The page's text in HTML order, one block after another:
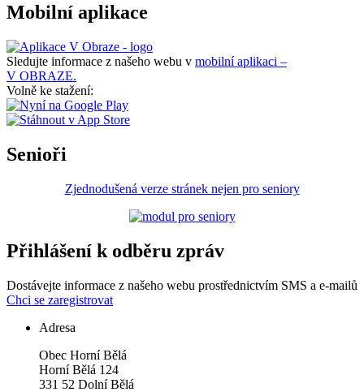
Mobilní aplikace
Sledujte informace z našeho webu v mobilní aplikaci –
V OBRAZE.
Volně ke stažení:
Senioři
Zjednodušená verze stránek nejen pro seniory
Přihlášení k odběru zpráv
Dostávejte informace z našeho webu prostřednictvím SMS a e-mailů
Chci se zaregistrovat
Adresa
Obec Horní Bělá
Horní Bělá 124
331 52 Dolní Bělá